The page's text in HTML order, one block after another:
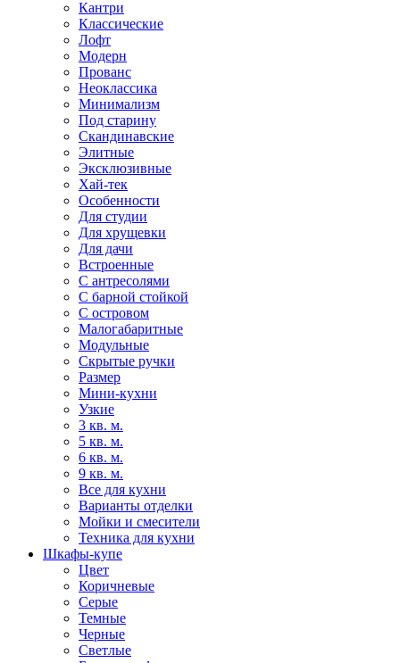
Кантри
Классические
Лофт
Модерн
Прованс
Неоклассика
Минимализм
Под старину
Скандинавские
Элитные
Эксклюзивные
Хай-тек
Особенности
Для студии
Для хрущевки
Для дачи
Встроенные
С антресолями
С барной стойкой
С островом
Малогабаритные
Модульные
Скрытые ручки
Размер
Мини-кухни
Узкие
3 кв. м.
5 кв. м.
6 кв. м.
9 кв. м.
Все для кухни
Варианты отделки
Мойки и смесители
Техника для кухни
Шкафы-купе
Цвет
Коричневые
Серые
Темные
Черные
Светлые